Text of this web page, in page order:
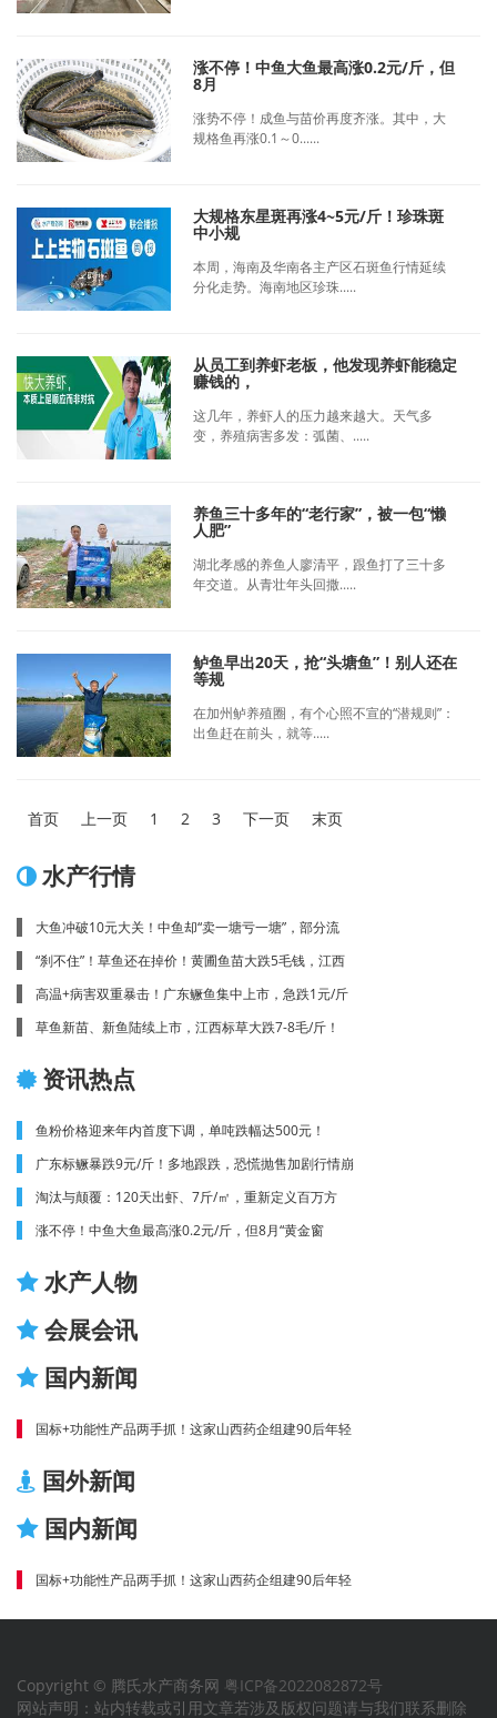
涨不停！中鱼大鱼最高涨0.2元/斤，但
8月
涨势不停！成鱼与苗价再度齐涨。其中，大
规格鱼再涨0.1～0......
大规格东星斑再涨4~5元/斤！珍珠斑
中小规
本周，海南及华南各主产区石斑鱼行情延续
分化走势。海南地区珍珠.....
从员工到养虾老板，他发现养虾能稳定
赚钱的，
这几年，养虾人的压力越来越大。天气多
变，养殖病害多发：弧菌、.....
养鱼三十多年的“老行家”，被一包“懒
人肥”
湖北孝感的养鱼人廖清平，跟鱼打了三十多
年交道。从青壮年头回撒.....
鲈鱼早出20天，抢“头塘鱼”！别人还在
等规
在加州鲈养殖圈，有个心照不宣的“潜规则”：
出鱼赶在前头，就等.....
首页 上一页 1 2 3 下一页 末页
水产行情
大鱼冲破10元大关！中鱼却“卖一塘亏一塘”，部分流
“刹不住”！草鱼还在掉价！黄圃鱼苗大跌5毛钱，江西
高温+病害双重暴击！广东鳜鱼集中上市，急跌1元/斤
草鱼新苗、新鱼陆续上市，江西标草大跌7-8毛/斤！
资讯热点
鱼粉价格迎来年内首度下调，单吨跌幅达500元！
广东标鳜暴跌9元/斤！多地跟跌，恐慌抛售加剧行情崩
淘汰与颠覆：120天出虾、7斤/㎡，重新定义百万方
涨不停！中鱼大鱼最高涨0.2元/斤，但8月“黄金窗
水产人物
会展会讯
国内新闻
国标+功能性产品两手抓！这家山西药企组建90后年轻
国外新闻
国内新闻
国标+功能性产品两手抓！这家山西药企组建90后年轻
Copyright © 腾氏水产商务网 粤ICP备2022082872号
网站声明：站内转载或引用文章若涉及版权问题请与我们联系删除